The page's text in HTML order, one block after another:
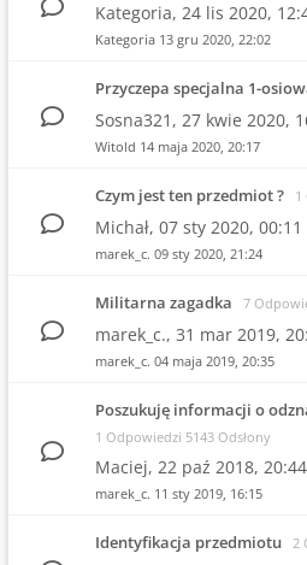
Kategoria, 24 lis 2020,
Kategoria 13 gru 2020, 22:02
Przyczepa specjalna 1-
Sosna321, 27 kwie 2020,
Witold 14 maja 2020, 20:17
Czym jest ten przedmiot ? 1
Michał, 07 sty 2020, 00:11
marek_c. 09 sty 2020, 21:24
Militarna zagadka 7
marek_c., 31 mar 2019,
marek_c. 04 maja 2019, 20:35
Poszukuję informacji o
1 Odpowiedzi 5143 Odsłony
Maciej, 22 paź 2018, 20:44
marek_c. 11 sty 2019, 16:15
Identyfikacja przedmiotu 2